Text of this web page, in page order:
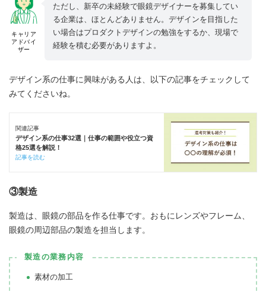
キャリア
アドバイ
ザー
ただし、新卒の未経験で眼鏡デザイナーを募集してい
る企業は、ほとんどありません。デザインを目指した
い場合はプロダクトデザインの勉強をするか、現場で
経験を積む必要がありますよ。
デザイン系の仕事に興味がある人は、以下の記事をチェックして
みてくださいね。
関連記事
デザイン系の仕事32選｜仕事の範囲や役立つ資
格25選を解説！
記事を読む
③製造
製造は、眼鏡の部品を作る仕事です。おもにレンズやフレーム、
眼鏡の周辺部品の製造を担当します。
製造の業務内容
素材の加工